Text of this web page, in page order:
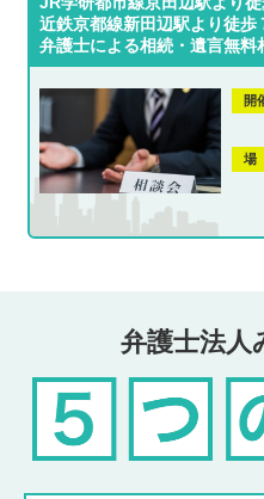
近鉄京都線新田辺駅より徒歩
弁護士による相続・遺言無料
開
場
弁護士法人